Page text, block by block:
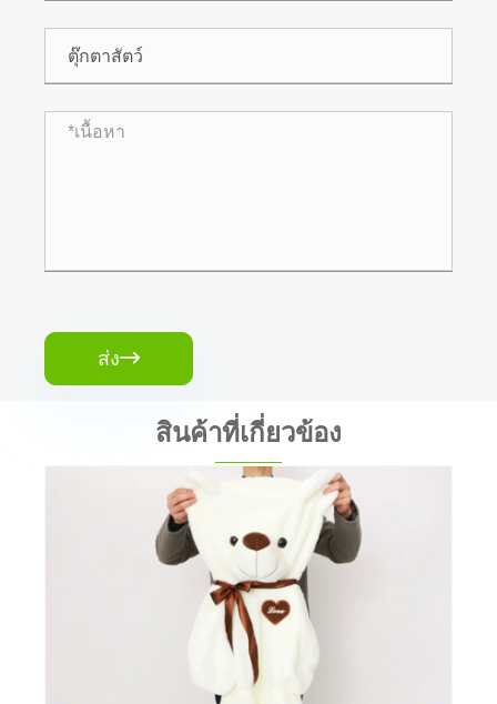
ส่ง
สินค้าที่เกี่ยวข้อง
ผิวของเล่นนุ่ม